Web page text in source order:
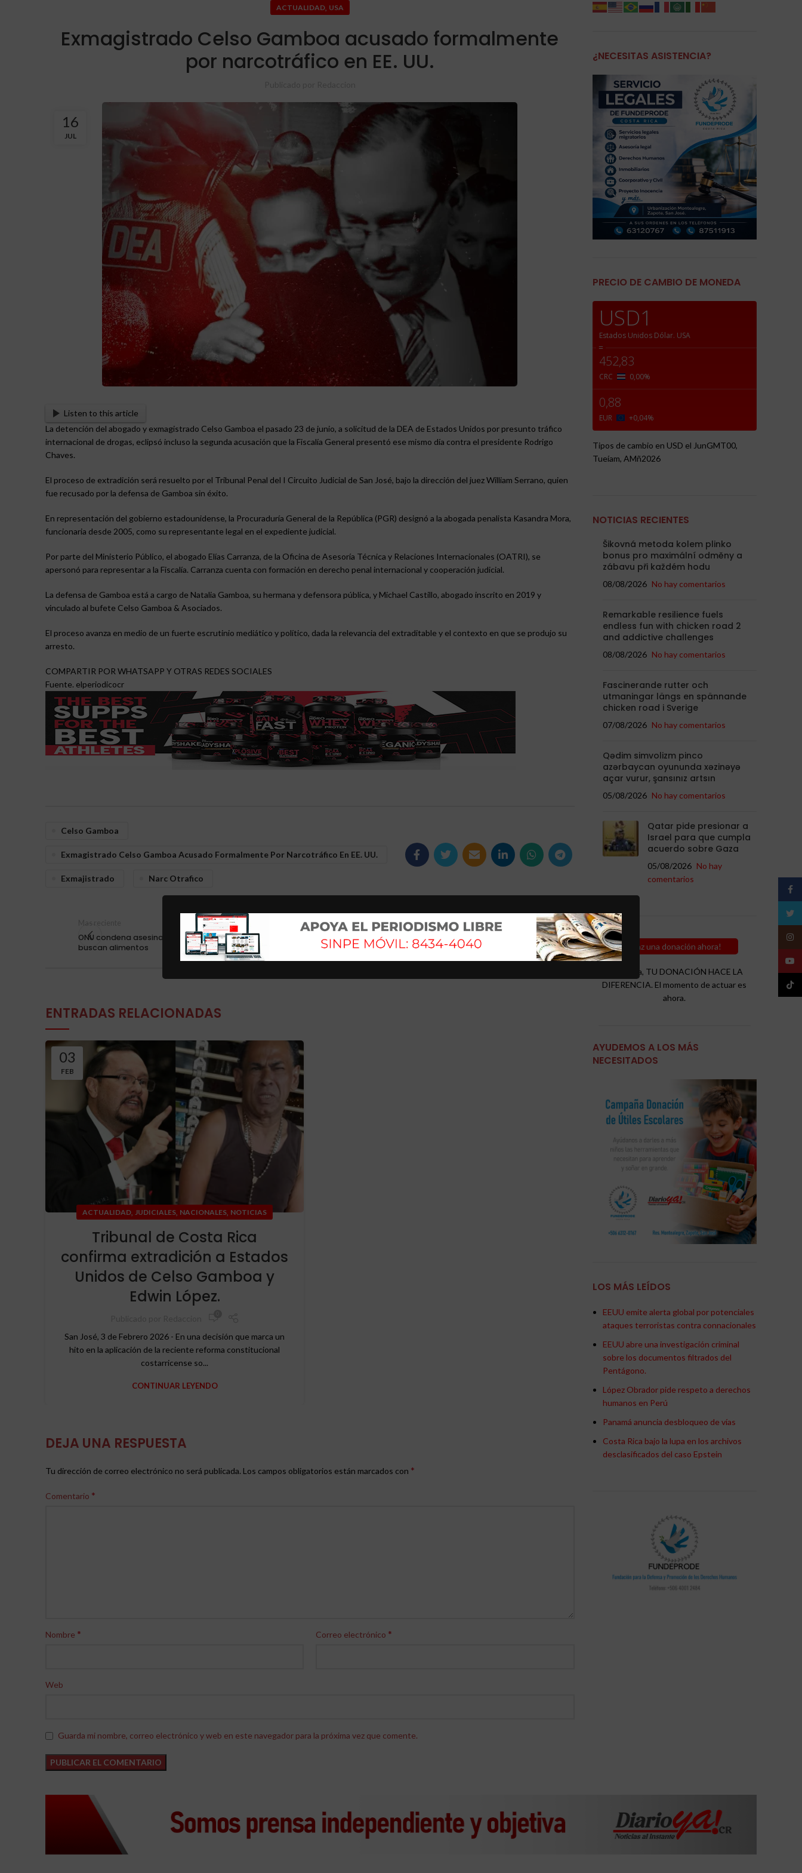
ACTUALIDAD, USA
Exmagistrado Celso Gamboa acusado formalmente
por narcotráfico en EE. UU.
16
JUL
Listen to this article
La detención del abogado y exmagistrado Celso Gamboa el pasado 23 de junio, a solicitud de la DEA de Estados Unidos por presunto tráfico
internacional de drogas, eclipsó incluso la segunda acusación que la Fiscalía General presentó ese mismo día contra el presidente Rodrigo
Chaves.
El proceso de extradición será resuelto por el Tribunal Penal del I Circuito Judicial de San José, bajo la dirección del juez William Serrano, quien
fue recusado por la defensa de Gamboa sin éxito.
En representación del gobierno estadounidense, la Procuraduría General de la República (PGR) designó a la abogada penalista Kasandra Mora,
funcionaria desde 2005, como su representante legal en el expediente judicial.
Por parte del Ministerio Público, el abogado Elías Carranza, de la Oficina de Asesoría Técnica y Relaciones Internacionales (OATRI), se
apersonó para representar a la Fiscalía. Carranza cuenta con formación en derecho penal internacional y cooperación judicial.
La defensa de Gamboa está a cargo de Natalia Gamboa, su hermana y defensora pública, y Michael Castillo, abogado inscrito en 2019 y
vinculado al bufete Celso Gamboa & Asociados.
El proceso avanza en medio de un fuerte escrutinio mediático y político, dada la relevancia del extraditable y el contexto en que se produjo su
arresto.
COMPARTIR POR WHATSAPP Y OTRAS REDES SOCIALES
Fuente. elperiodicocr
Celso Gamboa
Exmagistrado Celso Gamboa Acusado Formalmente Por Narcotráfico En EE. UU.
Exmajistrado Narc Otrafico
Mas reciente
ONU condena asesinato por Israel de palestinos que
buscan alimentos
Mas antiguo
ONU alerta sobre retraso en cumplimiento de
Agenda 2030
ENTRADAS RELACIONADAS
03
FEB
ACTUALIDAD,JUDICIALES, NACIONALES, NOTICIAS
Tribunal de Costa Rica
confirma extradición a Estados
Unidos de Celso Gamboa y
Edwin López.
San José, 3 de Febrero 2026 - En una decisión que marca un
hito en la aplicación de la reciente reforma constitucional
costarricense so...
CONTINUAR LEYENDO
DEJA UNA RESPUESTA
Tu dirección de correo electrónico no será publicada. Los campos obligatorios están marcados con *
Comentario *
Nombre * Correo electrónico *
Web
Guarda mi nombre, correo electrónico y web en este navegador para la próxima vez que comente.
¿NECESITAS ASISTENCIA?
PRECIO DE CAMBIO DE MONEDA
USD1
Estados Unidos Dólar. USA
=
452,83
CRC 0,00%
0,88
EUR +0,04%
Tipos de cambio en USD el JunGMT00,
Tueíam, AMñ2026
NOTICIAS RECIENTES
Šikovná metoda kolem plinko
bonus pro maximální odměny a
zábavu při každém hodu
08/08/2026 No hay comentarios
Remarkable resilience fuels
endless fun with chicken road 2
and addictive challenges
08/08/2026 No hay comentarios
Fascinerande rutter och
utmaningar längs en spännande
chicken road i Sverige
07/08/2026 No hay comentarios
Qədim simvolizm pinco
azərbaycan oyununda xəzinəyə
açar vurur, şansınız artsın
05/08/2026 No hay comentarios
Qatar pide presionar a
Israel para que cumpla
acuerdo sobre Gaza
05/08/2026 No hay
comentarios
¡Haz una donación ahora!
Recuerda, TU DONACIÓN HACE LA
DIFERENCIA. El momento de actuar es
ahora.
AYUDEMOS A LOS MÁS
NECESITADOS
LOS MÁS LEÍDOS
EEUU emite alerta global por potenciales
ataques terroristas contra connacionales
EEUU abre una investigación criminal
sobre los documentos filtrados del
Pentágono.
López Obrador pide respeto a derechos
humanos en Perú
Panamá anuncia desbloqueo de vías
Costa Rica bajo la lupa en los archivos
desclasificados del caso Epstein